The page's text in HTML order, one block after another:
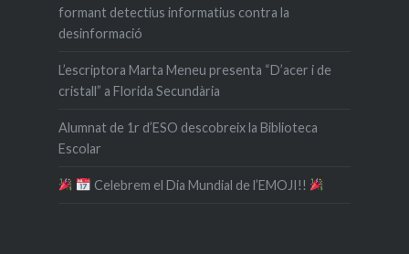
formant detectius informatius contra la
desinformació
L’escriptora Marta Meneu presenta “D’acer i de
cristall” a Florida Secundària
Alumnat de 1r d’ESO descobreix la Biblioteca
Escolar
​ Celebrem el Dia Mundial de l’EMOJI!!